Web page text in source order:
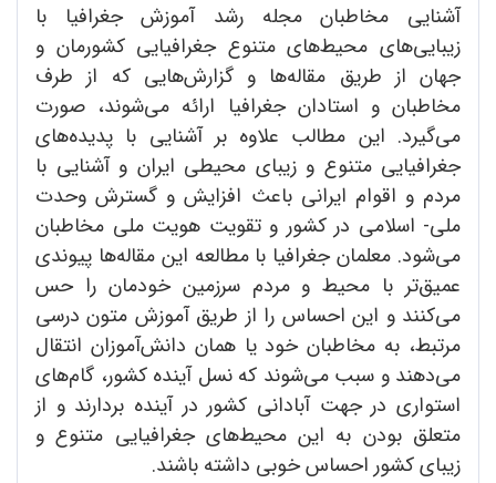
آشنایی مخاطبان مجله رشد آموزش جغرافیا با
زیبایی‌های محیط‌های متنوع جغرافیایی کشورمان و
جهان از طریق مقاله‌ها و گزارش‌هایی که از طرف
مخاطبان و استادان جغرافیا ارائه می‌شوند، صورت
می‌گیرد. این مطالب علاوه بر آشنایی با پدیده‌های
جغرافیایی متنوع و زیبای محیطی ایران و آشنایی با
مردم و اقوام ایرانی باعث افزایش و گسترش وحدت
ملی‌‌‌- اسلامی در کشور و تقویت هویت ملی مخاطبان
می‌شود. معلمان جغرافیا با مطالعه این مقاله‌ها پیوندی
عمیق‌تر با محیط و مردم سرزمین خودمان را حس
می‌کنند و این احساس را از طریق آموزش متون درسی
مرتبط، به مخاطبان خود یا همان دانش‌آموزان انتقال
می‌دهند و سبب می‌شوند که نسل آینده کشور، گام‌های
استواری در جهت آبادانی کشور در آینده بردارند و از
متعلق بودن به این محیط‌های جغرافیایی متنوع و
زیبای کشور احساس خوبی داشته باشند.